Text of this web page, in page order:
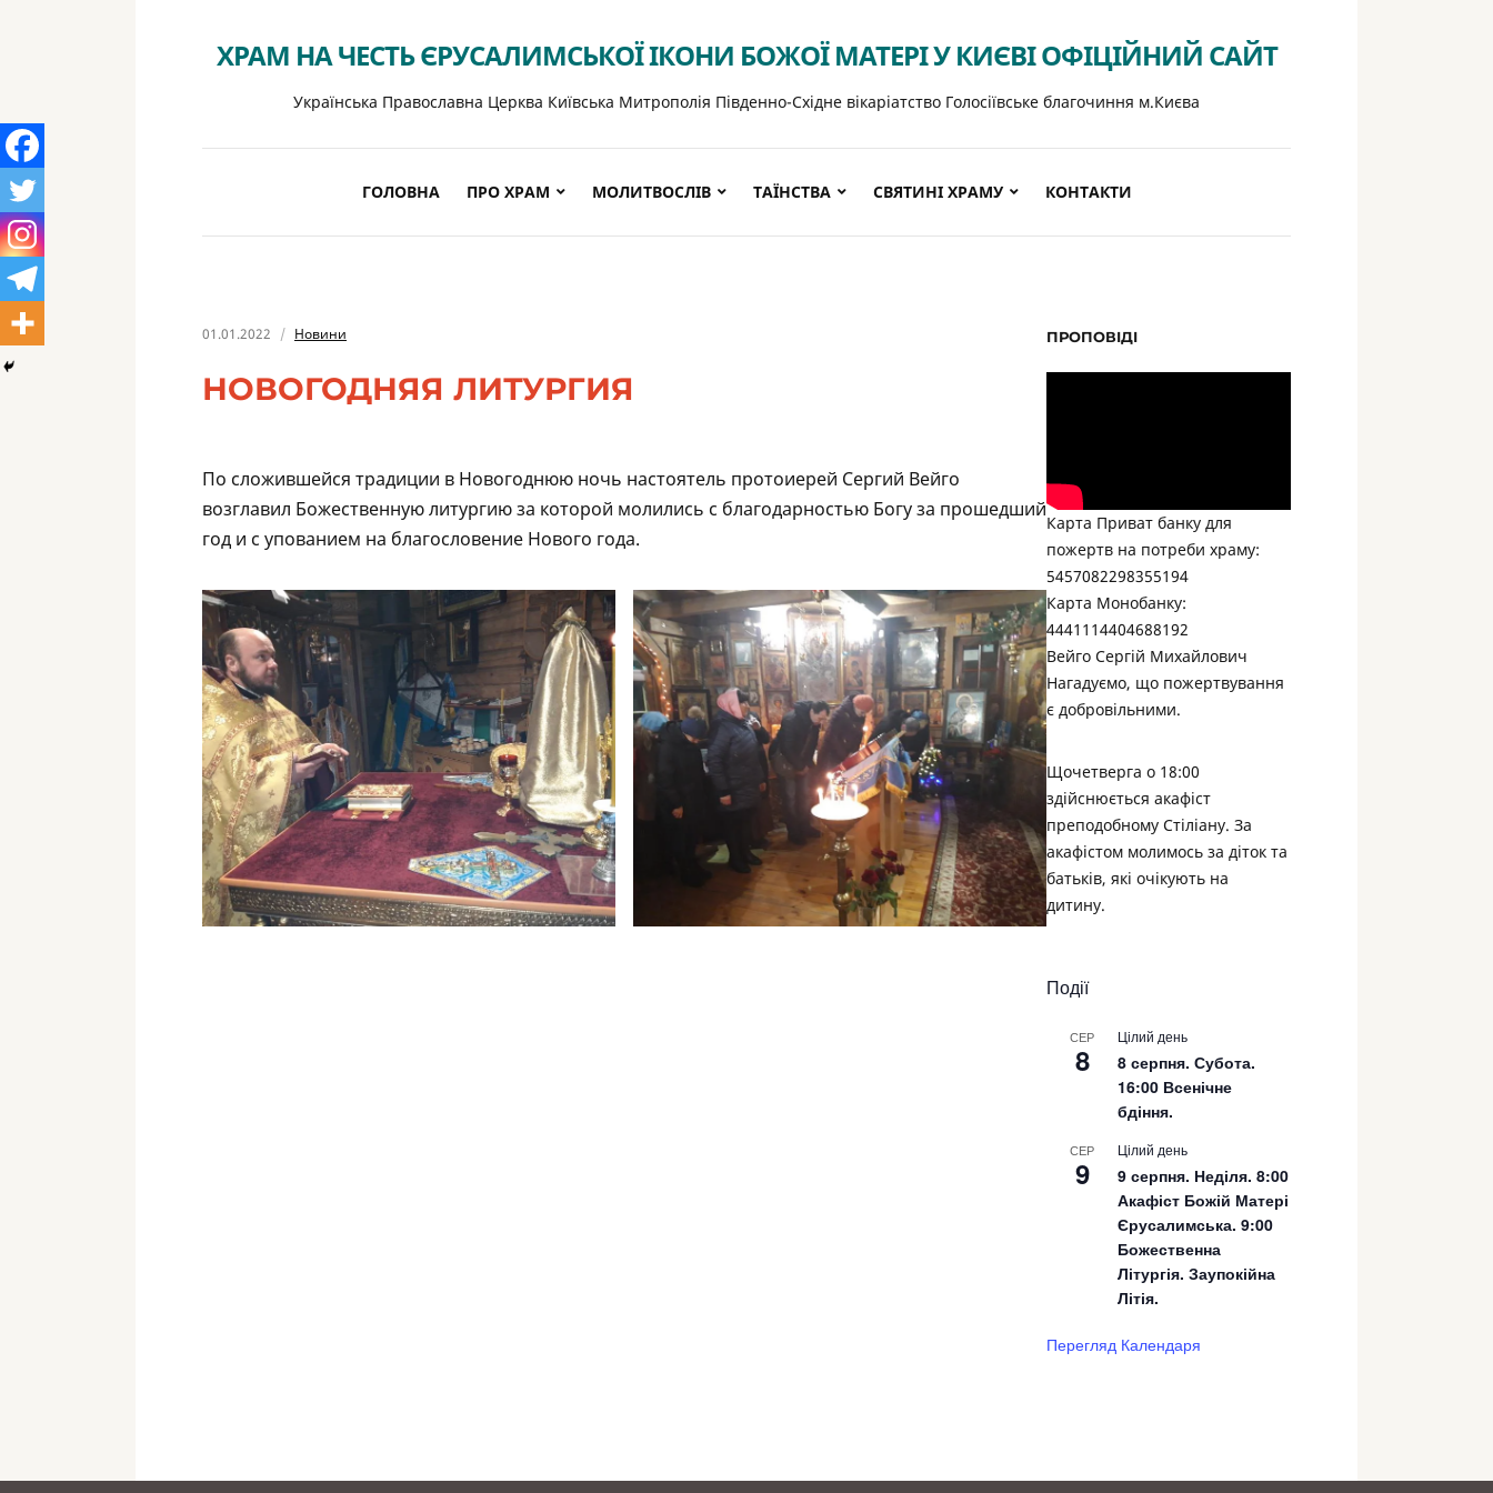
ХРАМ НА ЧЕСТЬ ЄРУСАЛИМСЬКОЇ ІКОНИ БОЖОЇ МАТЕРІ У КИЄВІ ОФІЦІЙНИЙ САЙТ
Українська Православна Церква Київська Митрополія Південно-Східне вікаріатство Голосіївське благочиння м.Києва
ГОЛОВНА ПРО ХРАМ МОЛИТВОСЛІВ ТАЇНСТВА СВЯТИНІ ХРАМУ КОНТАКТИ
01.01.2022 Новини
НОВОГОДНЯЯ ЛИТУРГИЯ
По сложившейся традиции в Новогоднюю ночь настоятель протоиерей Сергий Вейго
возглавил Божественную литургию за которой молились с благодарностью Богу за прошедший
год и с упованием на благословение Нового года.
ПРОПОВІДІ
Карта Приват банку для
пожертв на потреби храму:
5457082298355194
Карта Монобанку:
4441114404688192
Вейго Сергій Михайлович
Нагадуємо, що пожертвування
є добровільними.
Щочетверга о 18:00
здійснюється акафіст
преподобному Стіліану. За
акафістом молимось за діток та
батьків, які очікують на
дитину.
Події
СЕР
8
Цілий день
8 серпня. Субота.
16:00 Всенічне
бдіння.
СЕР
9
Цілий день
9 серпня. Неділя. 8:00
Акафіст Божій Матері
Єрусалимська. 9:00
Божественна
Літургія. Заупокійна
Літія.
Перегляд Календаря